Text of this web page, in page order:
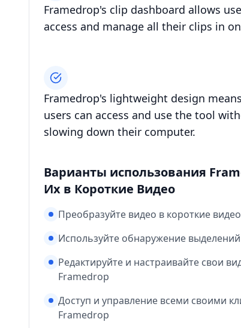
Framedrop's clip dashboard allows
access and manage all their clips in
Framedrop's lightweight design
users can access and use the tool
slowing down their computer.
Варианты использования
Их в Короткие Видео
Преобразуйте видео в короткие
Используйте обнаружение
Редактируйте и настраивайте свои
Framedrop
Доступ и управление всеми своими
Framedrop